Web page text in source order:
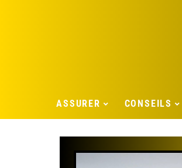
ASSURER CONSEILS